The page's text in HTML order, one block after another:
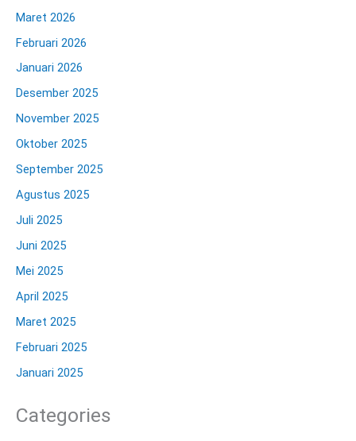
Maret 2026
Februari 2026
Januari 2026
Desember 2025
November 2025
Oktober 2025
September 2025
Agustus 2025
Juli 2025
Juni 2025
Mei 2025
April 2025
Maret 2025
Februari 2025
Januari 2025
Categories